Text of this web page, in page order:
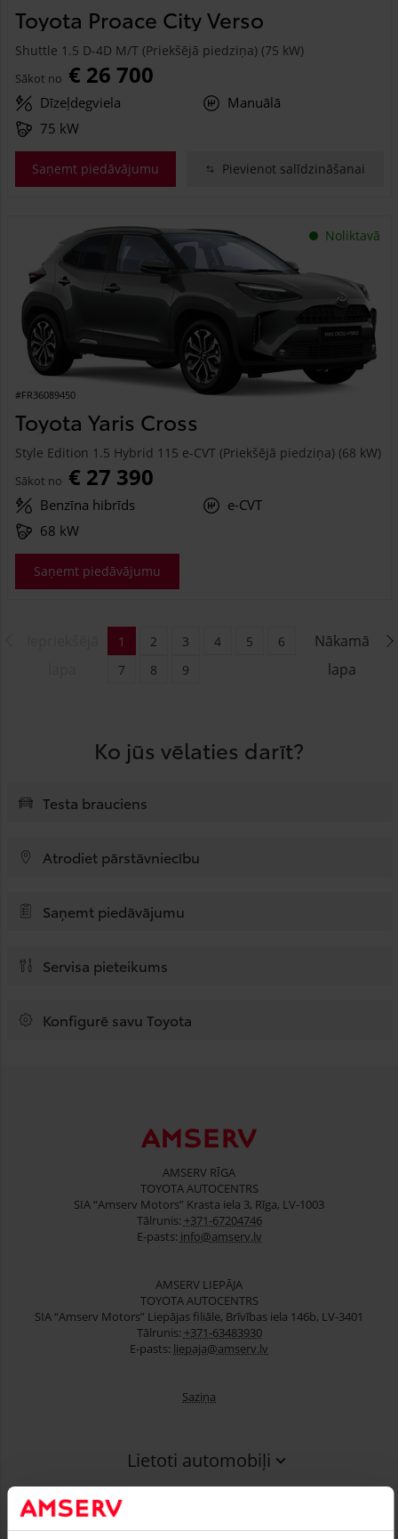
Toyota Proace City Verso
Shuttle 1.5 D-4D M/T (Priekšējā piedziņa) (75 kW)
Sākot no € 26 700
Dīzeļdegviela
Manuālā
75 kW
Saņemt piedāvājumu Pievienot salīdzināšanai
Noliktavā
#FR36089450
Toyota Yaris Cross
Style Edition 1.5 Hybrid 115 e-CVT (Priekšējā piedziņa) (68 kW)
Sākot no € 27 390
Benzīna hibrīds
e-CVT
68 kW
Saņemt piedāvājumu
Nākamā
lapa
1 2 3 4 5
6
7
8 9
Ko jūs vēlaties darīt?
Testa brauciens
Atrodiet pārstāvniecību
Saņemt piedāvājumu
Servisa pieteikums
Konfigurē savu Toyota
AMSERV RĪGA
TOYOTA AUTOCENTRS
SIA “Amserv Motors” Krasta iela 3, Rīga, LV-1003
Tālrunis: +371-67204746
E-pasts: info@amserv.lv
AMSERV LIEPĀJA
TOYOTA AUTOCENTRS
SIA “Amserv Motors” Liepājas filiāle, Brīvības iela 146b, LV-3401
Tālrunis: +371-63483930
E-pasts: liepaja@amserv.lv
Saziņa
Lietoti automobiļi
Serviss